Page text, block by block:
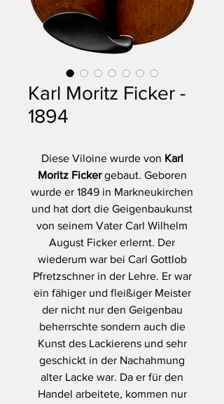
Karl Moritz Ficker -
1894
Diese Viloine wurde von Karl
Moritz Fickergebaut. Geboren
wurde er 1849 in Markneukirchen
und hat dort die Geigenbaukunst
von seinem Vater Carl Wilhelm
August Ficker erlernt. Der
wiederum war bei Carl Gottlob
Pfretzschner in der Lehre. Er war
ein fähiger und fleißiger Meister
der nicht nur den Geigenbau
beherrschte sondern auch die
Kunst des Lackierens und sehr
geschickt in der Nachahmung
alter Lacke war. Da er für den
Handel arbeitete, kommen nur